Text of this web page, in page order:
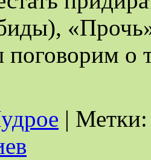
о
| Метки: